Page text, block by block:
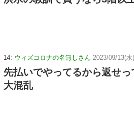
14: ウィズコロナの名無しさん 2023/09/13(
先払いでやってるから返せ
大混乱